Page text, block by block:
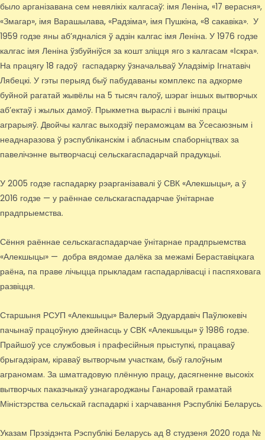
было арганізавана сем невялікіх калгасаў: імя Леніна, «17 верасня»,
«Змагар», імя Варашылава, «Радзіма», імя Пушкіна, «8 сакавіка». У
1959 годзе яны аб’ядналіся ў адзін калгас імя Леніна. У 1976 годзе
калгас імя Леніна ўзбуйніўся за кошт зліцця яго з калгасам «Іскра».
На працягу 18 гадоў гаспадарку ўзначальваў Уладзімір Ігнатавіч
Лябецкі. У гэты перыяд быў пабудаваны комплекс па адкорме
буйной рагатай жывёлы на 5 тысяч галоў, шэраг іншых вытворчых
аб’ектаў і жылых дамоў. Прыкметна выраслі і вынікі працы
аграрыяў. Двойчы калгас выходзіў пераможцам ва Ўсесаюзным і
неаднаразова ў рэспубліканскім і абласным спаборніцтвах за
павелічэнне вытворчасці сельскагаспадарчай прадукцыі.
У 2005 годзе гаспадарку рэарганізавалі ў СВК «Алекшыцы», а ў
2016 годзе — у раённае сельскагаспадарчае ўнітарнае
прадпрыемства.
Сёння раённае сельскагаспадарчае ўнітарнае прадпрыемства
«Алекшыцы» — добра вядомае далёка за межамі Бераставіцкага
раёна, па праве лічыцца прыкладам гаспадарлівасці і паспяховага
развіцця.
Старшыня РСУП «Алекшыцы» Валерый Эдуардавіч Паўлюкевіч
пачынаў працоўную дзейнасць у СВК «Алекшыцы» ў 1986 годзе.
Прайшоў усе службовыя і прафесійныя прыступкі, працаваў
брыгадзірам, кіраваў вытворчым участкам, быў галоўным
аграномам. За шматгадовую плённую працу, дасягненне высокіх
вытворчых паказчыкаў узнагароджаны Ганаровай граматай
Міністэрства сельскай гаспадаркі і харчавання Рэспублікі Беларусь.
Указам Прэзідэнта Рэспублікі Беларусь ад 8 студзеня 2020 года №